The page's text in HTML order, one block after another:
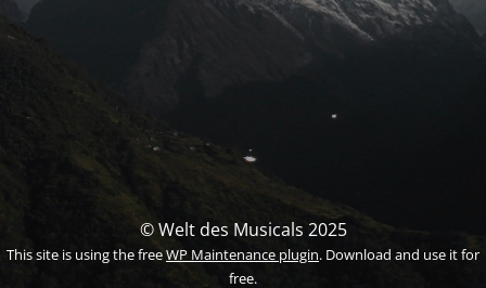
© Welt des Musicals 2025
This site is using the freeWP Maintenance plugin. Download and use it for
free.